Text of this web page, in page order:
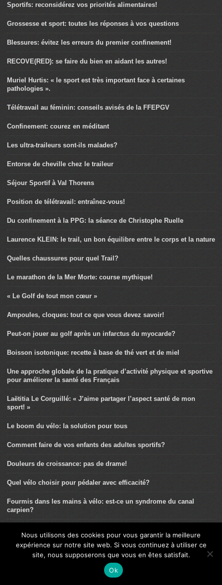
Sportifs: reconsidérez vos priorités alimentaires!
Grossesse et sport: toutes les réponses à vos questions
Blessures: évitez les erreurs du premier confinement!
RECOVE(RED): se faire du bien en aidant les autres!
Muriel Hurtis: « le sport est très important face à certaines
pathologies ».
Télétravail au féminin: conseils avisés de la FFEPGV
Confinement: courez en méditant
Les ultra-traileurs sont-ils malades?
Entorse de cheville chez le traileur
Séjour Sportif à Val Thorens
Position de télétravail: entraînez-vous!
Du confinement à la PPG: la séance de Christophe Ruelle
Laurence KLEIN: le trail, un bon équilibre entre le corps et la nature
Quelles chaussures pour quel Trail?
Le marathon de la Mer Morte: course mythique!
« Le Golf de tout mon cœur »
Ampoules, cloques: tout ce que vous devez savoir!
Peut-on jouer au golf après un infarctus du myocarde?
Boisson isotonique: recette à base de thé vert et de miel
Une approche globale de la pratique d’activité physique et sportive
pour améliorer la santé des Français
Laëtitia Le Corguillé: « J’aime partager l’aspect santé de mon
sport! »
Le boom du vélo: la solution pour tous
Comment faire de vos enfants des adultes sportifs?
Douleurs de croissance: pas de drame!
Quel vélo choisir pour pédaler avec efficacité?
Fourmis dans les mains à vélo: est-ce un syndrome du canal
carpien?
La rotule du cycliste: ses particularités
Le sport, bon pour le moral de nos enfants
Nous utilisons des cookies pour vous garantir la meilleure
expérience sur notre site web. Si vous continuez à utiliser ce
site, nous supposerons que vous en êtes satisfait.
Ok